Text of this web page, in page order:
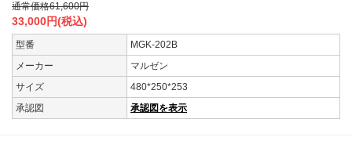
通常価格61,600円
33,000円(税込)
型番
MGK-202B
メーカー
マルゼン
サイズ
480*250*253
承認図
承認図を表示